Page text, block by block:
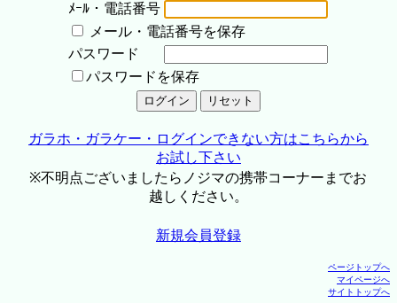
ﾒｰﾙ・電話番号
メール・電話番号を保存
パスワード
パスワードを保存
ガラホ・ガラケー・ログインできない方はこちらから
お試し下さい
※不明点ございましたらノジマの携帯コーナーまでお
越しください。
新規会員登録
ページトップへ
マイページへ
サイトトップへ